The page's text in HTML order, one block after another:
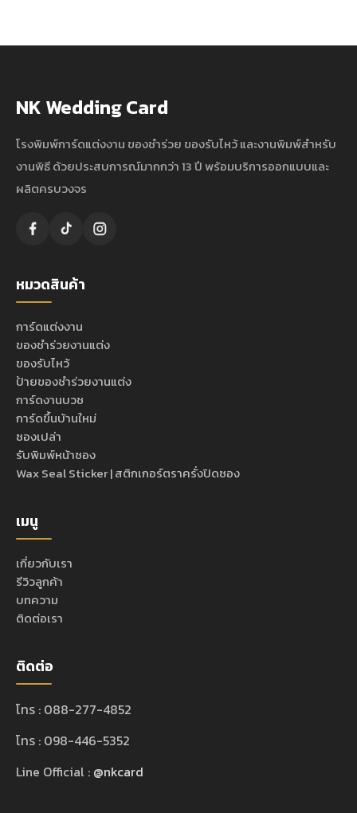
NK Wedding Card
โรงพิมพ์การ์ดแต่งงาน ของชำร่วย ของรับไหว้ และงานพิมพ์สำหรับ
งานพิธี ด้วยประสบการณ์มากกว่า 13 ปี พร้อมบริการออกแบบและ
ผลิตครบวงจร
หมวดสินค้า
การ์ดแต่งงาน
ของชำร่วยงานแต่ง
ของรับไหว้
ป้ายของชำร่วยงานแต่ง
การ์ดงานบวช
การ์ดขึ้นบ้านใหม่
ซองเปล่า
รับพิมพ์หน้าซอง
Wax Seal Sticker | สติกเกอร์ตราครั่งปิดซอง
เมนู
เกี่ยวกับเรา
รีวิวลูกค้า
บทความ
ติดต่อเรา
ติดต่อ
โทร : 088-277-4852
โทร : 098-446-5352
Line Official : @nkcard